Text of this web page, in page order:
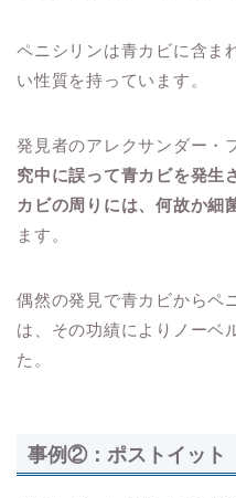
ペニシリンは青カビに含ま
い性質を持っています。
発見者のアレクサンダー・
究中に誤って青カビを発生
カビの周りには、何故か細
ます。
偶然の発見で青カビからペ
は、その功績によりノーベ
た。
事例②：ポストイット